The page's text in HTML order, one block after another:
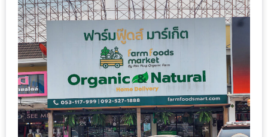
สินค้า
ครบ
ที่
เดียว